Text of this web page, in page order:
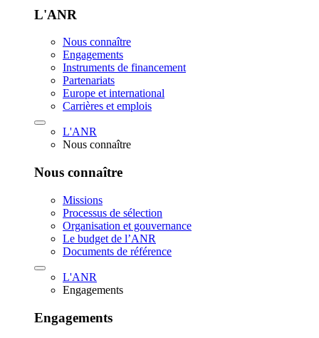
L'ANR
Nous connaître
Engagements
Instruments de financement
Partenariats
Europe et international
Carrières et emplois
L'ANR
Nous connaître
Nous connaître
Missions
Processus de sélection
Organisation et gouvernance
Le budget de l’ANR
Documents de référence
L'ANR
Engagements
Engagements